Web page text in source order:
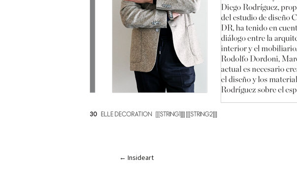
← Insideart